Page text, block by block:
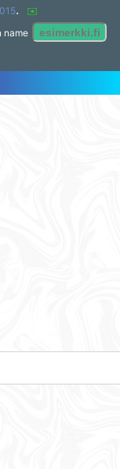
.
✉️
name